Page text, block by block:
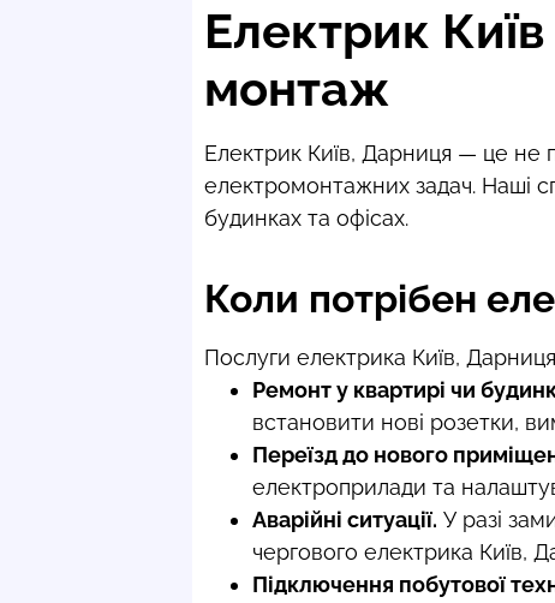
Електрик
монтаж
Електрик Київ, Дарниця — це не
електромонтажних задач. Наші
будинках та офісах.
Коли потрібен
Послуги електрика Київ, Дарниця
Ремонт у квартирі чи
встановити нові розетки,
Переїзд до нового
електроприлади та
Аварійні ситуації. У разі
чергового електрика Київ,
Підключення побутової